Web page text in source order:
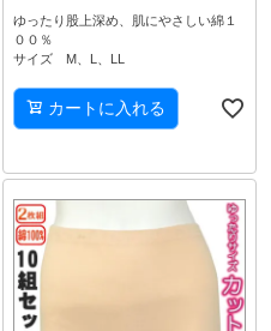
ゆったり股上深め、肌にやさしい綿１
００％
サイズ M、L、LL
カートに入れる